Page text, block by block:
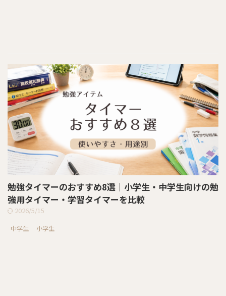
勉強タイマーのおすすめ8選｜小学生・中学生向けの勉
強用タイマー・学習タイマーを比較
2026/5/15
中学生 小学生